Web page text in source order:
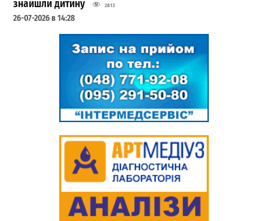
знайшли дитину 2813
26-07-2026 в 14:28